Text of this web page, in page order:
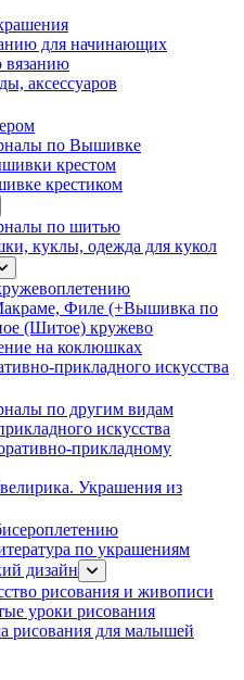
для начинающих
вязанию
аксессуаров
по Вышивке
крестом
крестиком
по шитью
куклы, одежда для кукол
Филе (+Вышивка по
(Шитое) кружево
на коклюшках
прикладного искусства
по другим видам
искусства
прикладному
Украшения из
по украшениям
дизайн
рисования и живописи
уроки рисования
рисования для малышей